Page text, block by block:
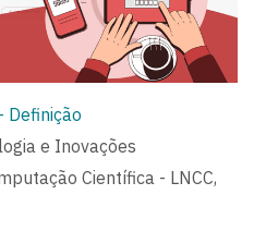
Definição
e Inovações
Científica - LNCC,